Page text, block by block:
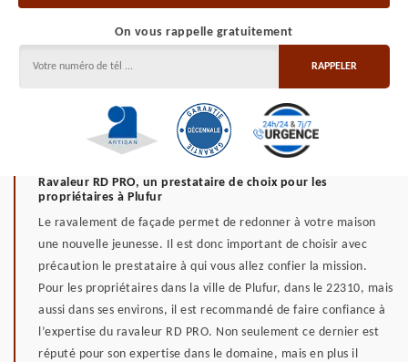
On vous rappelle gratuitement
Ravaleur RD PRO, un prestataire de choix pour les
propriétaires à Plufur
Le ravalement de façade permet de redonner à votre maison
une nouvelle jeunesse. Il est donc important de choisir avec
précaution le prestataire à qui vous allez confier la mission.
Pour les propriétaires dans la ville de Plufur, dans le 22310, mais
aussi dans ses environs, il est recommandé de faire confiance à
l’expertise du ravaleur RD PRO. Non seulement ce dernier est
réputé pour son expertise dans le domaine, mais en plus il